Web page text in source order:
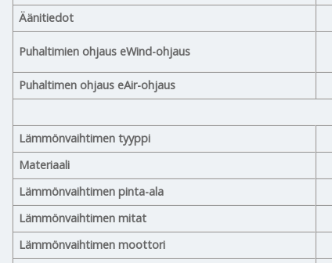
Äänitiedot
Puhaltimien ohjaus eWind-ohjaus
Puhaltimen ohjaus eAir-ohjaus
Lämmönvaihtimen tyyppi
Materiaali
Lämmönvaihtimen pinta-ala
Lämmönvaihtimen mitat
Lämmönvaihtimen moottori